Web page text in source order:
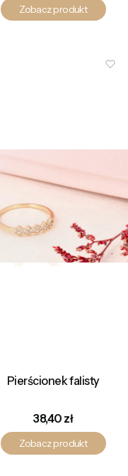
Zobacz produkt
Pierścionek falisty
Cena
38,40 zł
Zobacz produkt